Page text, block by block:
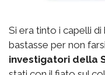
Si era tinto i capelli
bastasse per non
investigatori della